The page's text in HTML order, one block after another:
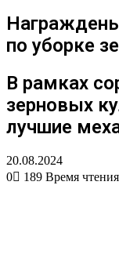
по уборке
В рамках
зерновых
лучшие
20.08.2024
0
189 Время